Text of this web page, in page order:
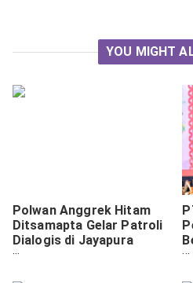
YOU MIGHT
Polwan Anggrek Hitam
Ditsamapta Gelar Patroli
Dialogis di Jayapura
Selatan